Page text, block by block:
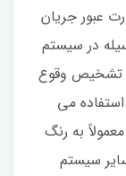
عبور جریان
در سیستم
تشخیص وقوع
می
به رنگ
سیستم